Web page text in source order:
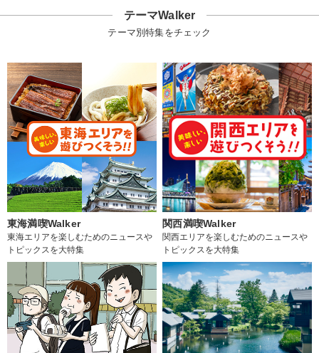
テーマWalker
テーマ別特集をチェック
東海満喫Walker
東海エリアを楽しむためのニュースや
トピックスを大特集
関西満喫Walker
関西エリアを楽しむためのニュースや
トピックスを大特集